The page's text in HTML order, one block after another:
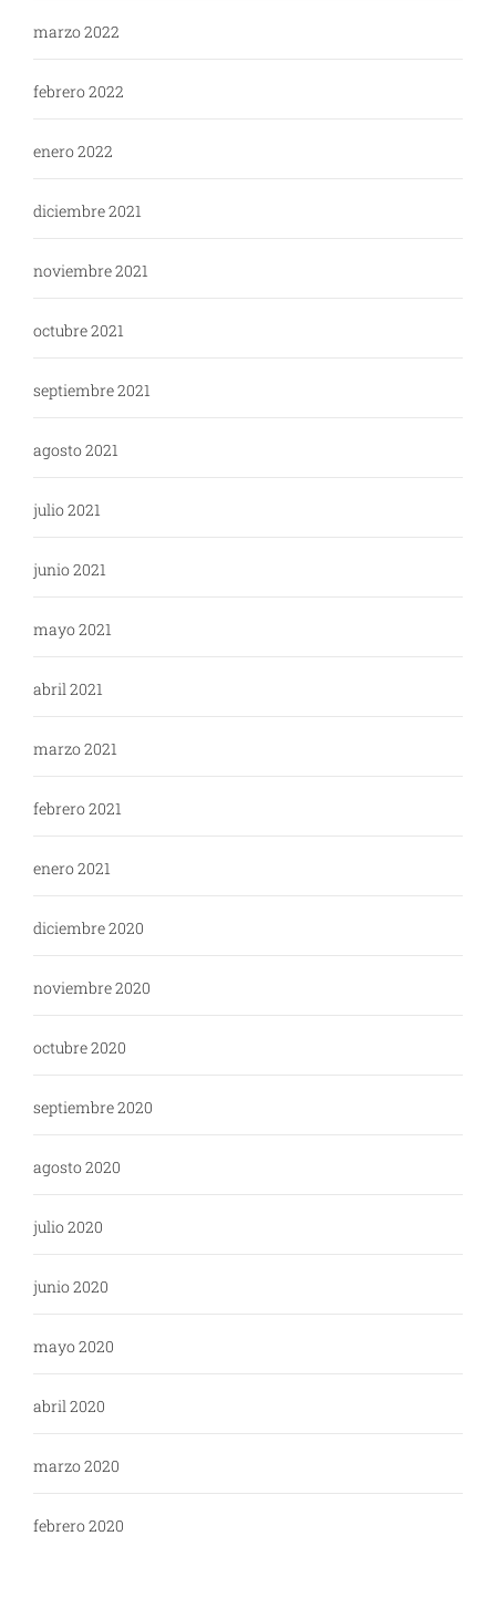
marzo 2022
febrero 2022
enero 2022
diciembre 2021
noviembre 2021
octubre 2021
septiembre 2021
agosto 2021
julio 2021
junio 2021
mayo 2021
abril 2021
marzo 2021
febrero 2021
enero 2021
diciembre 2020
noviembre 2020
octubre 2020
septiembre 2020
agosto 2020
julio 2020
junio 2020
mayo 2020
abril 2020
marzo 2020
febrero 2020